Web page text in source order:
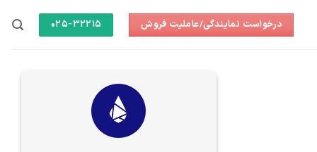
درخواست نمایندگی/عاملیت فروش 025-32215